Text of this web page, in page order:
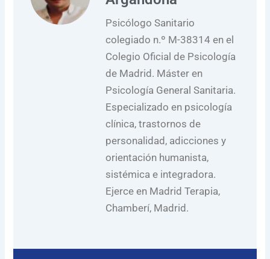
Psicólogo Sanitario
colegiado n.º M-38314 en el
Colegio Oficial de Psicología
de Madrid. Máster en
Psicología General Sanitaria.
Especializado en psicología
clínica, trastornos de
personalidad, adicciones y
orientación humanista,
sistémica e integradora.
Ejerce en Madrid Terapia,
Chamberí, Madrid.